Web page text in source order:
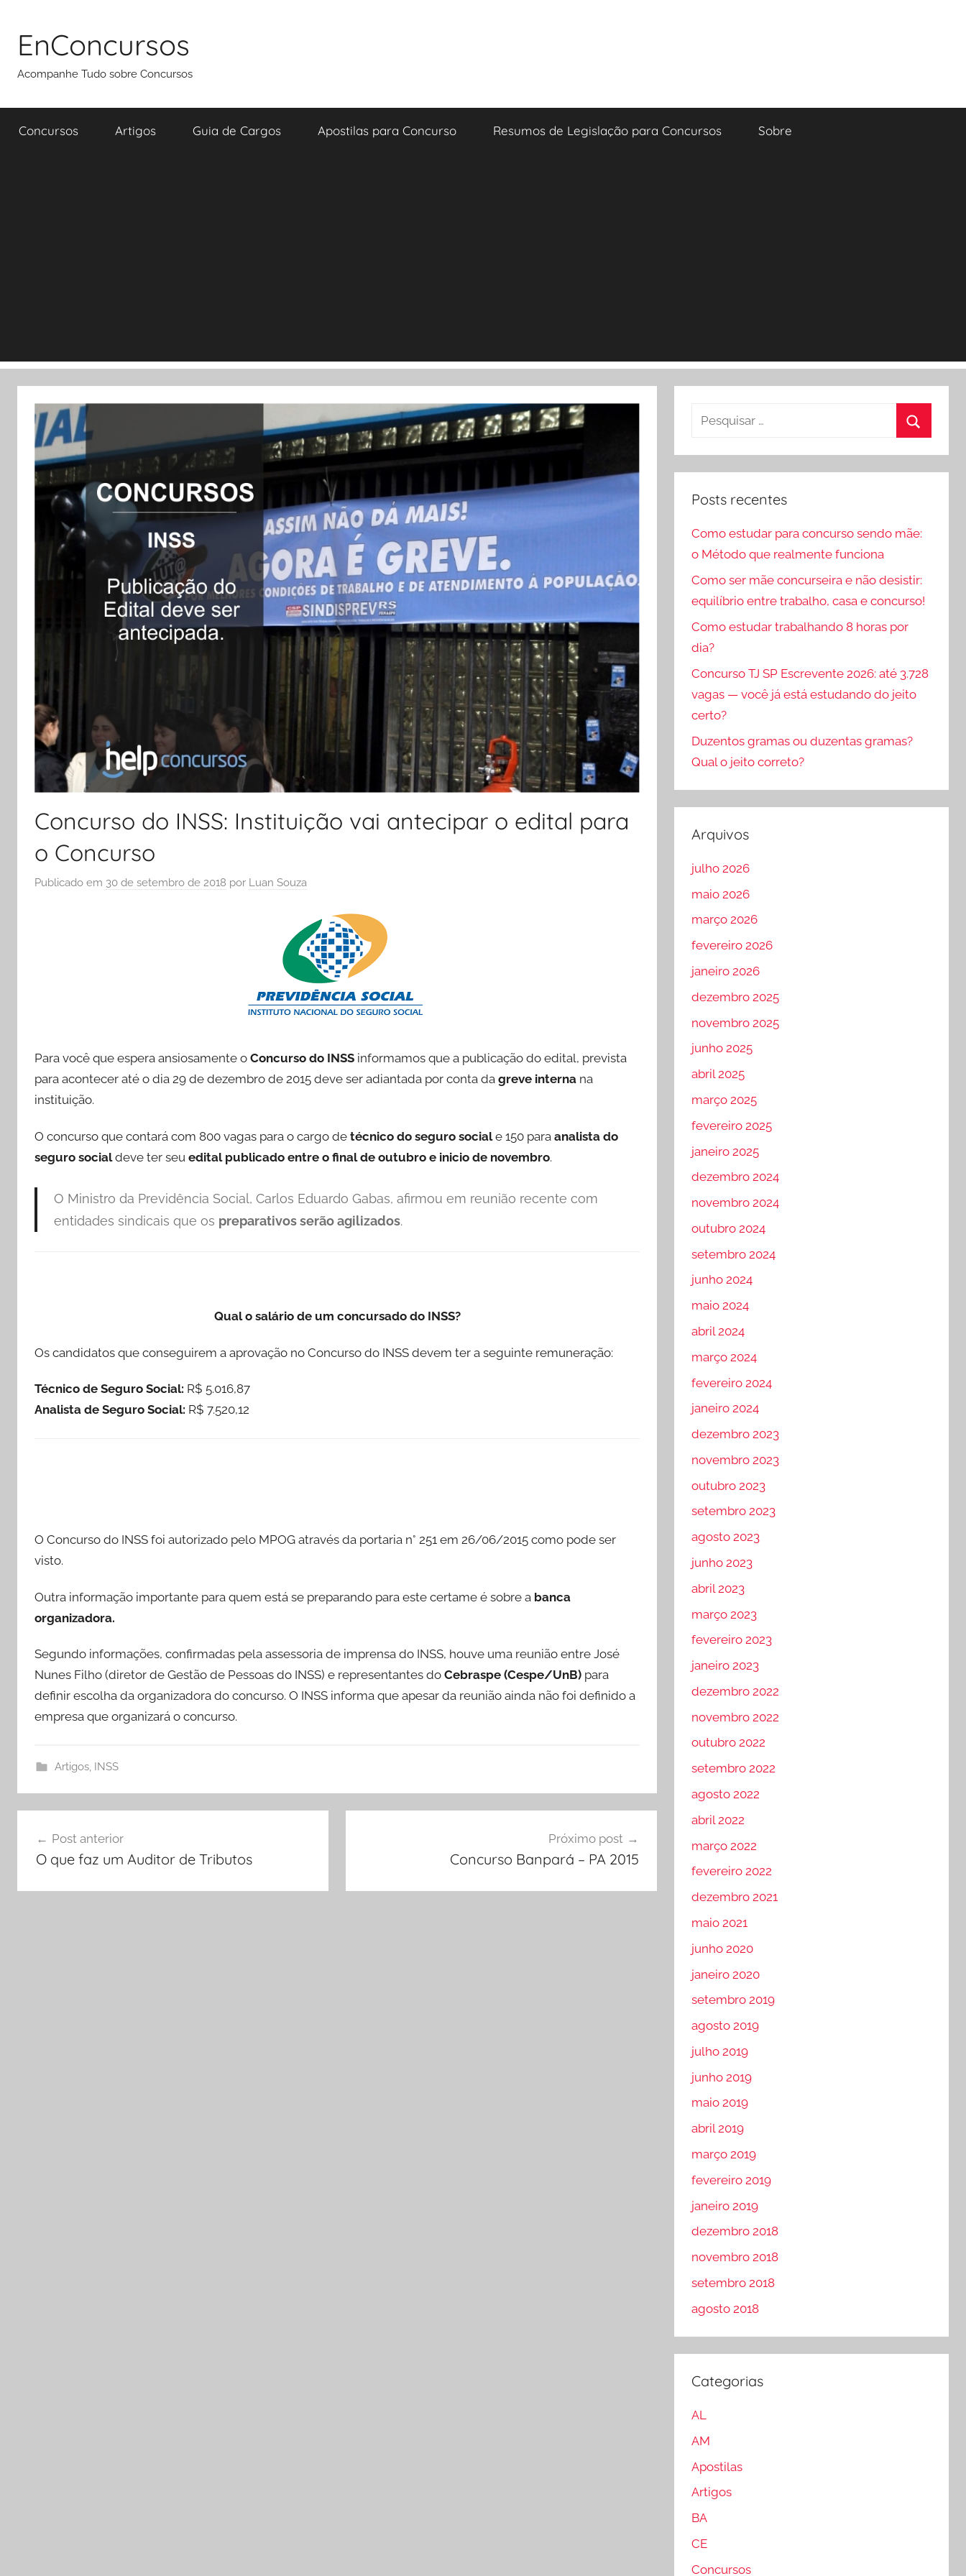
conteúdo
EnConcursos
Acompanhe Tudo sobre Concursos
Concursos Artigos Guia de Cargos Apostilas para Concurso Resumos de Legislação para Concursos Sobre
Concurso do INSS: Instituição vai antecipar o edital para
o Concurso
Publicado em 30 de setembro de 2018 por Luan Souza
Para você que espera ansiosamente o Concurso do INSS informamos que a publicação do edital, prevista
para acontecer até o dia 29 de dezembro de 2015 deve ser adiantada por conta da greve interna na
instituição.
O concurso que contará com 800 vagas para o cargo de técnico do seguro sociale 150 para analista do
seguro socialdeve ter seu edital publicado entre o final de outubro e inicio de novembro.
O Ministro da Previdência Social, Carlos Eduardo Gabas, afirmou em reunião recente com
entidades sindicais que os preparativos serão agilizados.
Qual o salário de um concursado do INSS?
Os candidatos que conseguirem a aprovação no Concurso do INSS devem ter a seguinte remuneração:
Técnico de Seguro Social: R$ 5.016,87
Analista de Seguro Social: R$ 7.520,12
O Concurso do INSS foi autorizado pelo MPOG através da portaria n° 251 em 26/06/2015 como pode ser
visto.
Outra informação importante para quem está se preparando para este certame é sobre a banca
organizadora.
Segundo informações, confirmadas pela assessoria de imprensa do INSS, houve uma reunião entre José
Nunes Filho (diretor de Gestão de Pessoas do INSS) e representantes do Cebraspe (Cespe/UnB) para
definir escolha da organizadora do concurso. O INSS informa que apesar da reunião ainda não foi definido a
empresa que organizará o concurso.
Artigos, INSS
de
Post anterior
O que faz um Auditor de Tributos
Próximo post
Concurso Banpará – PA 2015
Pesquisar
Posts recentes
Como estudar para concurso sendo mãe:
o Método que realmente funciona
Como ser mãe concurseira e não desistir:
equilíbrio entre trabalho, casa e concurso!
Como estudar trabalhando 8 horas por
dia?
Concurso TJ SP Escrevente 2026: até 3.728
vagas — você já está estudando do jeito
certo?
Duzentos gramas ou duzentas gramas?
Qual o jeito correto?
Arquivos
julho 2026
maio 2026
março 2026
fevereiro 2026
janeiro 2026
dezembro 2025
novembro 2025
junho 2025
abril 2025
março 2025
fevereiro 2025
janeiro 2025
dezembro 2024
novembro 2024
outubro 2024
setembro 2024
junho 2024
maio 2024
abril 2024
março 2024
fevereiro 2024
janeiro 2024
dezembro 2023
novembro 2023
outubro 2023
setembro 2023
agosto 2023
junho 2023
abril 2023
março 2023
fevereiro 2023
janeiro 2023
dezembro 2022
novembro 2022
outubro 2022
setembro 2022
agosto 2022
abril 2022
março 2022
fevereiro 2022
dezembro 2021
maio 2021
junho 2020
janeiro 2020
setembro 2019
agosto 2019
julho 2019
junho 2019
maio 2019
abril 2019
março 2019
fevereiro 2019
janeiro 2019
dezembro 2018
novembro 2018
setembro 2018
agosto 2018
Categorias
AL
AM
Apostilas
Artigos
BA
CE
Concursos